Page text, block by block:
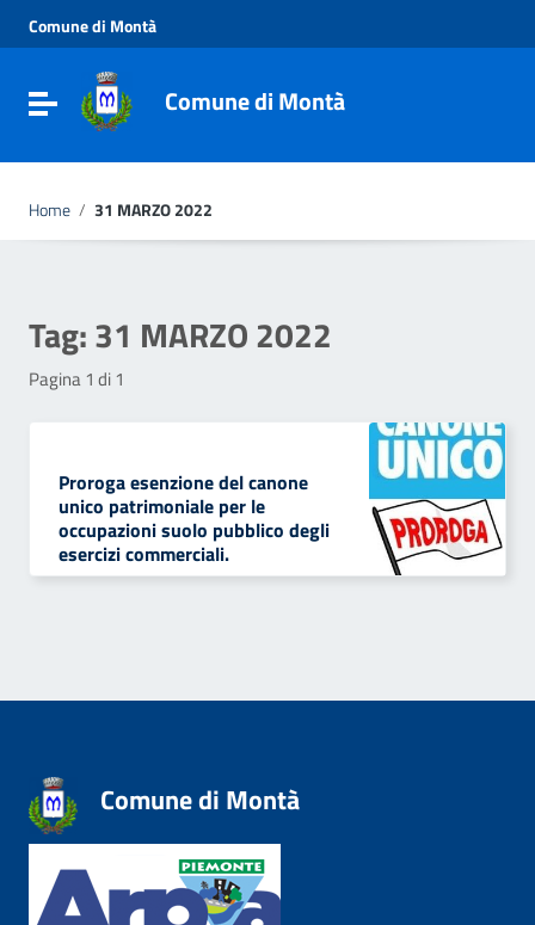
Vai al menu di navigazione
Vai al footer
Comune di Montà
Toggle navigationComune di Montà
Home / 31 MARZO 2022
Tag:31 MARZO 2022
Pagina 1 di 1
Proroga esenzione del canone
unico patrimoniale per le
occupazioni suolo pubblico degli
esercizi commerciali.
Comune di Montà